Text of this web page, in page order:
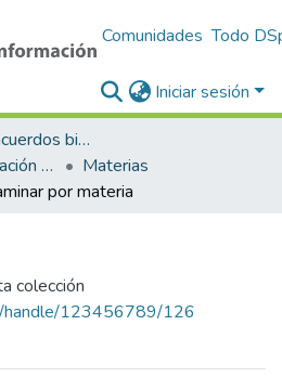
Comunidades Todo
Iniciar sesión
Repositorio de acuerdos bilaterales para el reconocimiento y equiparación de estudios en la Universidad de Costa Rica
Instituciones de Educación Superior Extranjeras-Universidad de Costa Rica
Materias
por materia
colección
handle/123456789/126